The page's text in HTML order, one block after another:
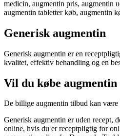
medicin, augmentin pris, augmentin
augmentin tabletter køb, augmentin
Generisk augmentin
Generisk augmentin er en
kvalitet, effektiv behandling og en
Vil du købe augmentin
De billige augmentin tilbud kan være
Generisk augmentin er uden recept,
online, hvis du er receptpligtig for